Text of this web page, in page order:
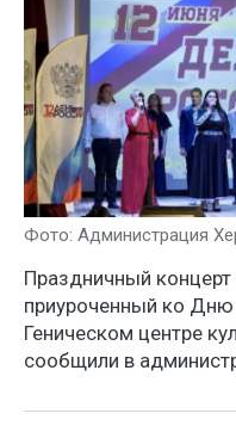
Фото: Администрация
Праздничный
приуроченный ко Дню
Геническом центре
сообщили в